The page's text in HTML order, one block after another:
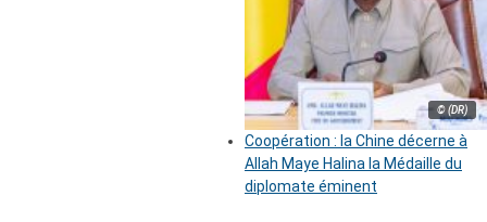
© (DR)
Coopération : la Chine décerne à
Allah Maye Halina la Médaille du
diplomate éminent